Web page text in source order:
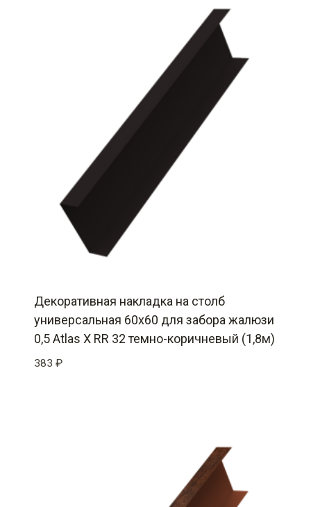
Декоративная накладка на столб
универсальная 60х60 для забора жалюзи
0,5 Atlas X RR 32 темно-коричневый (1,8м)
383 ₽